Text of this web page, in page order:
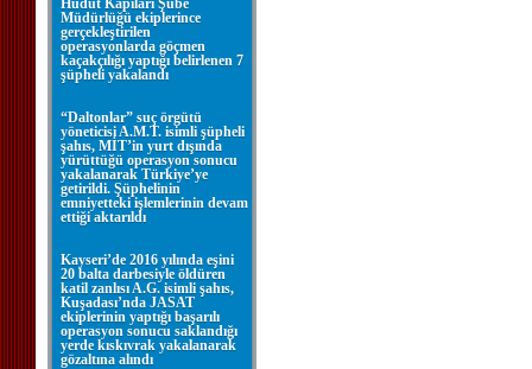
Hudut Kapıları Şube
Müdürlüğü ekiplerince
gerçekleştirilen
operasyonlarda göçmen
kaçakçılığı yaptığı belirlenen 7
şüpheli yakalandı
“Daltonlar” suç örgütü
yöneticisi A.M.T. isimli şüpheli
şahıs, MİT’in yurt dışında
yürüttüğü operasyon sonucu
yakalanarak Türkiye’ye
getirildi. Şüphelinin
emniyetteki işlemlerinin devam
ettiği aktarıldı
Kayseri’de 2016 yılında eşini
20 balta darbesiyle öldüren
katil zanlısı A.G. isimli şahıs,
Kuşadası’nda JASAT
ekiplerinin yaptığı başarılı
operasyon sonucu saklandığı
yerde kıskıvrak yakalanarak
gözaltına alındı